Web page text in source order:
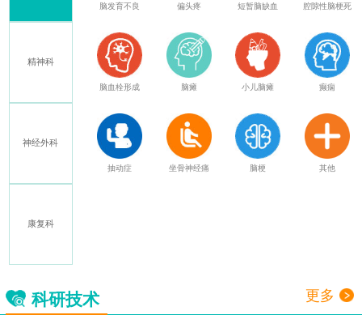
精神科
神经外科
康复科
脑发育不良 偏头疼 短暂脑缺血 腔隙性脑梗死
脑血栓形成 脑瘫 小儿脑瘫 癫痫
抽动症 坐骨神经痛 脑梗 其他
科研技术 更多